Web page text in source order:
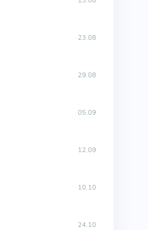
23.08
29.08
05.09
12.09
10.10
24.10